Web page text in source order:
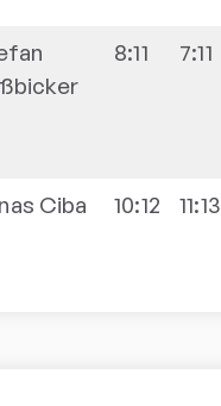
8:11 7:11
Ciba 10:12 11:13